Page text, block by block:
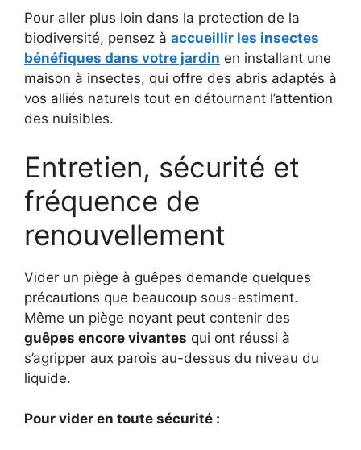
Pour aller plus loin dans la protection de la
biodiversité, pensez à accueillir les insectes
bénéfiques dans votre jardin en installant une
maison à insectes, qui offre des abris adaptés à
vos alliés naturels tout en détournant l’attention
des nuisibles.
Entretien, sécurité et
fréquence de
renouvellement
Vider un piège à guêpes demande quelques
précautions que beaucoup sous-estiment.
Même un piège noyant peut contenir des
guêpes encore vivantes qui ont réussi à
s’agripper aux parois au-dessus du niveau du
liquide.
Pour vider en toute sécurité :